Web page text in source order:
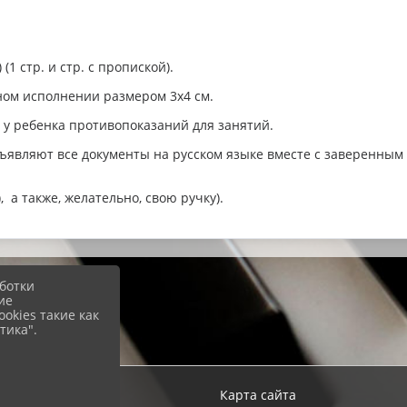
стр. и стр. с пропиской).
исполнении размером 3х4 см.
ребенка противопоказаний для занятий.
все документы на русском языке вместе с
также, желательно, свою ручку).
Карта сайта
такие как